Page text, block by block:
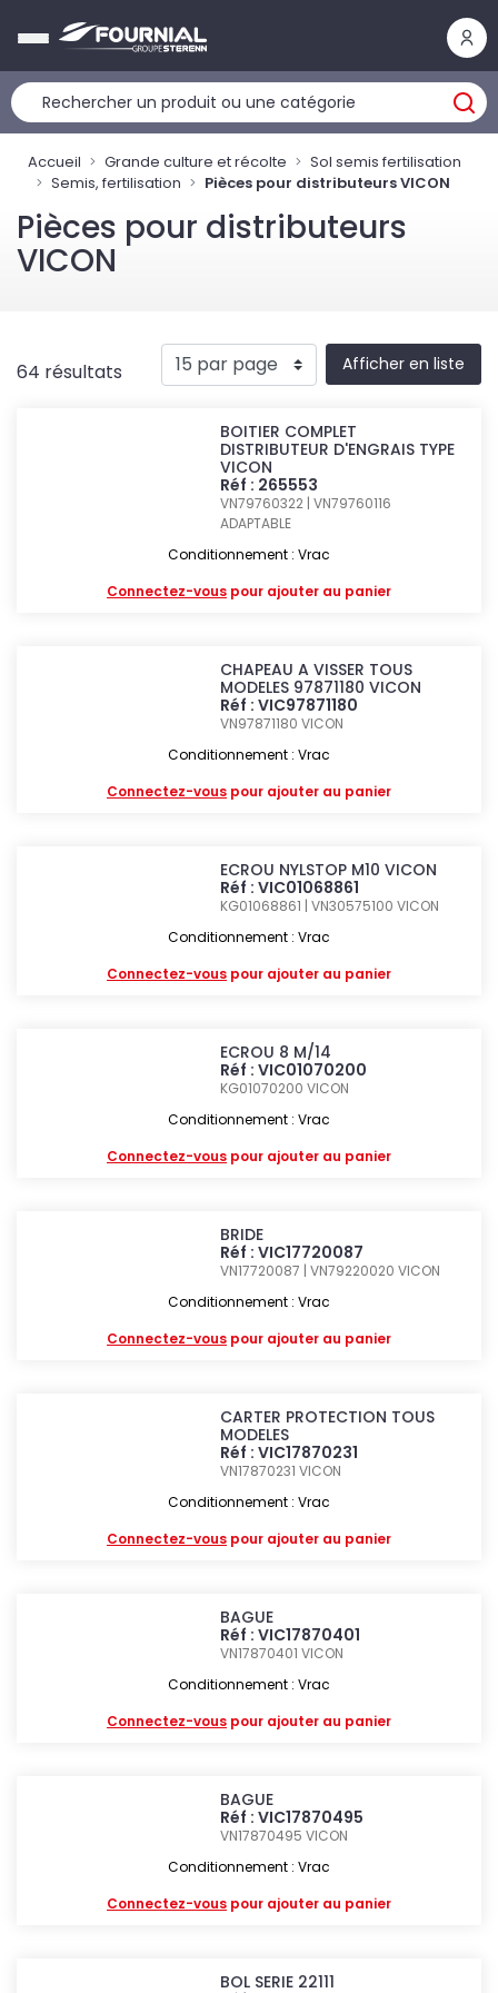
Accueil Grande culture et récolte
Sol semis fertilisation
Semis, fertilisation
Pièces pour distributeurs VICON
Pièces pour distributeurs
VICON
64 résultats Afficher en liste
BOITIER COMPLET
DISTRIBUTEUR D'ENGRAIS TYPE
VICON
Réf : 265553
VN79760322 | VN79760116
ADAPTABLE
Conditionnement : Vrac
Connectez-vous pour ajouter au panier
CHAPEAU A VISSER TOUS
MODELES 97871180 VICON
Réf : VIC97871180
VN97871180VICON
Conditionnement : Vrac
Connectez-vous pour ajouter au panier
ECROU NYLSTOP M10 VICON
Réf : VIC01068861
KG01068861 | VN30575100VICON
Conditionnement : Vrac
Connectez-vous pour ajouter au panier
ECROU 8 M/14
Réf : VIC01070200
KG01070200VICON
Conditionnement : Vrac
Connectez-vous pour ajouter au panier
BRIDE
Réf : VIC17720087
VN17720087 | VN79220020VICON
Conditionnement : Vrac
Connectez-vous pour ajouter au panier
CARTER PROTECTION TOUS
MODELES
Réf : VIC17870231
VN17870231VICON
Conditionnement : Vrac
Connectez-vous pour ajouter au panier
BAGUE
Réf : VIC17870401
VN17870401VICON
Conditionnement : Vrac
Connectez-vous pour ajouter au panier
BAGUE
Réf : VIC17870495
VN17870495VICON
Conditionnement : Vrac
Connectez-vous pour ajouter au panier
BOL SERIE 22111